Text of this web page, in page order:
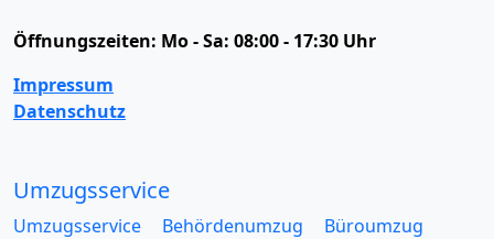
Öffnungszeiten: Mo - Sa: 08:00 - 17:30 Uhr
Impressum
Datenschutz
Umzugsservice
Umzugsservice Behördenumzug
Büroumzug